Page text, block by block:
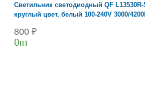
Светильник светодиодный QF L13530R-
круглый цвет, белый 100-240V 3000/
800 ₽
Опт